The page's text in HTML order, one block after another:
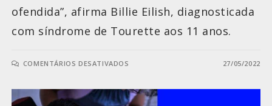
ofendida”, afirma Billie Eilish, diagnosticada
com síndrome de Tourette aos 11 anos.
COMENTÁRIOS DESATIVADOS 27/05/2022